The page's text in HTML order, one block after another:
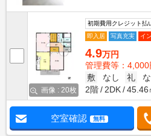
画像 : 20枚
初期費用クレジット払
即入居
写真充実 イ
4.9万円
管理費等：4,000
敷
なし 礼
2階
2DK 45.46
空室確認 無料